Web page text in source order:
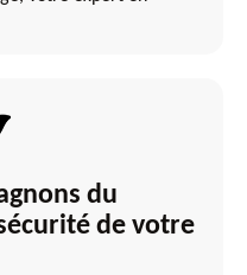
du
de votre